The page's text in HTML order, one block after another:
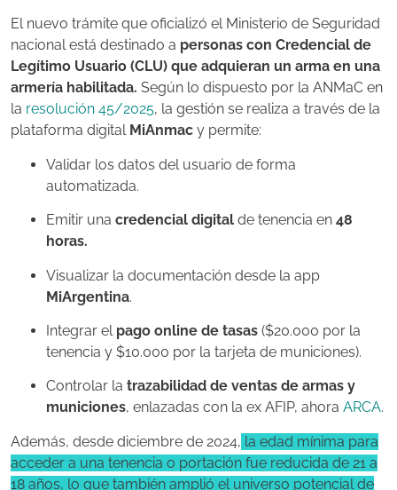
El nuevo trámite que oficializó el Ministerio de Seguridad
nacional está destinado a personas con Credencial de
Legítimo Usuario (CLU) que adquieran un arma en una
armería habilitada. Según lo dispuesto por la ANMaC en
la resolución 45/2025, la gestión se realiza a través de la
plataforma digital MiAnmac y permite:
Validar los datos del usuario de forma
automatizada.
Emitir una credencial digital de tenencia en 48
horas.
Visualizar la documentación desde la app
MiArgentina.
Integrar elpago online de tasas ($20.000 por la
tenencia y $10.000 por la tarjeta de municiones).
Controlar la trazabilidad de ventas de armas y
municiones, enlazadas con la ex AFIP, ahora ARCA.
Además, desde diciembre de 2024, la edad mínima para
acceder a una tenencia o portación fue reducida de 21 a
18 años, lo que también amplió el universo potencial de